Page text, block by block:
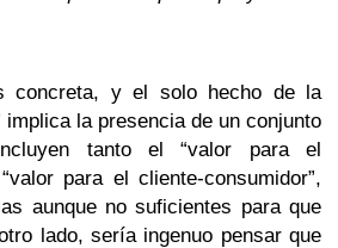
concreta, y el solo hecho de la
implica la presencia de un conjunto
tanto el “valor para el
para el cliente-consumidor”,
aunque no suficientes para que
lado, sería ingenuo pensar que